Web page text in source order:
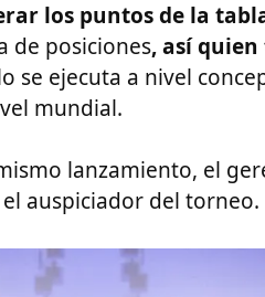
los puntos de la
de posiciones, así
se ejecuta a nivel
mundial.
lanzamiento, el
auspiciador del torneo.